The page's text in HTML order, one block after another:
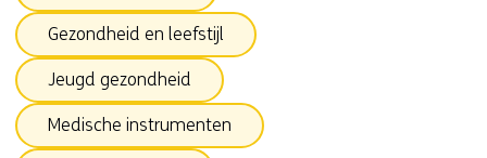
Gezond)
Gezondheid en leefstijl
Jeugd gezondheid
Medische instrumenten